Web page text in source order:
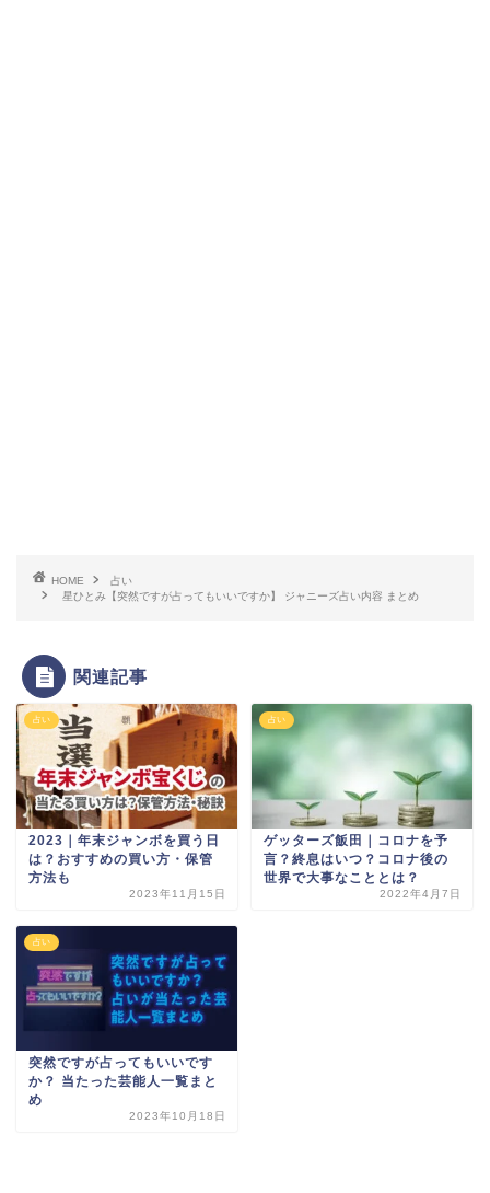
HOME
占い
星ひとみ【突然ですが占ってもいいですか】 ジャニーズ占い内容 まとめ
関連記事
占い
2023｜年末ジャンボを買う日
は？おすすめの買い方・保管
方法も
2023年11月15日
占い
ゲッターズ飯田｜コロナを予
言？終息はいつ？コロナ後の
世界で大事なこととは？
2022年4月7日
占い
突然ですが占ってもいいです
か？ 当たった芸能人一覧まと
め
2023年10月18日